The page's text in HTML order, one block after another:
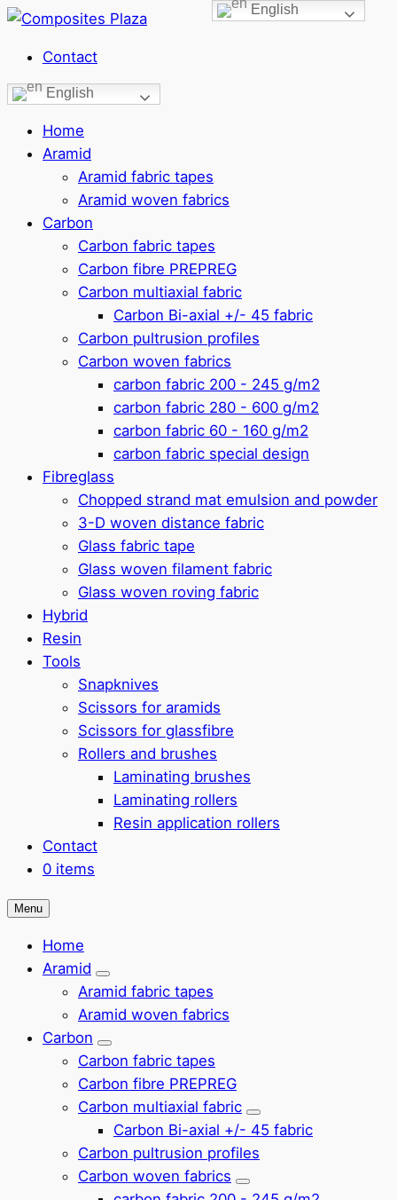
Contact
English
Home
Aramid
Aramid fabric tapes
Aramid woven fabrics
Carbon
Carbon fabric tapes
Carbon fibre PREPREG
Carbon multiaxial fabric
Carbon Bi-axial +/- 45 fabric
Carbon pultrusion profiles
Carbon woven fabrics
carbon fabric 200 - 245 g/m2
carbon fabric 280 - 600 g/m2
carbon fabric 60 - 160 g/m2
carbon fabric special design
Fibreglass
Chopped strand mat emulsion and powder
3-D woven distance fabric
Glass fabric tape
Glass woven filament fabric
Glass woven roving fabric
Hybrid
Resin
Tools
Snapknives
Scissors for aramids
Scissors for glassfibre
Rollers and brushes
Laminating brushes
Laminating rollers
Resin application rollers
Contact
0 items
Menu
Home
Aramid
Submenu
Aramid fabric tapes
Aramid woven fabrics
Carbon
Submenu
Carbon fabric tapes
Carbon fibre PREPREG
Carbon multiaxial fabric
Submenu
Carbon Bi-axial +/- 45 fabric
Carbon pultrusion profiles
Carbon woven fabrics
Submenu
English